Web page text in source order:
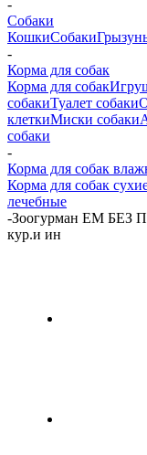
-
Собаки
КошкиСобаки
-
Корма для собак
Корма для собак
собакиТуалет собаки
клеткиМиски собаки
собаки
-
Корма для собак
Корма для собак
лечебные
-Зоогурман ЕМ БЕЗ
кур.и ин